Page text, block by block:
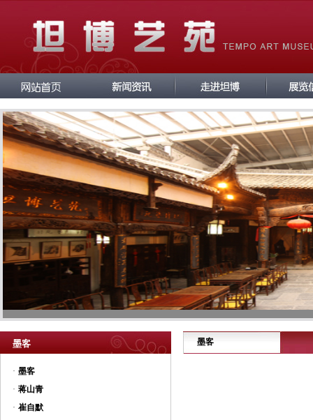
墨客
· 墨客
· 蒋山青
· 崔自默
墨客